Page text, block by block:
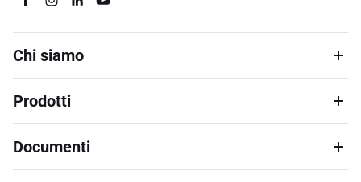
Chi siamo
Prodotti
Documenti